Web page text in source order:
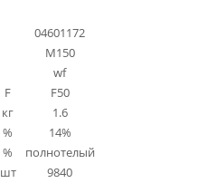
04601172
М150
wf
F
F50
кг
1.6
%
14%
%
полнотелый
шт
9840